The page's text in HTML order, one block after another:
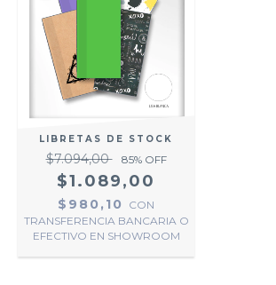
LIBRETAS DE STOCK
$7.094,00 85% OFF
$1.089,00
$980,10
CON
TRANSFERENCIA BANCARIA O
EFECTIVO EN SHOWROOM